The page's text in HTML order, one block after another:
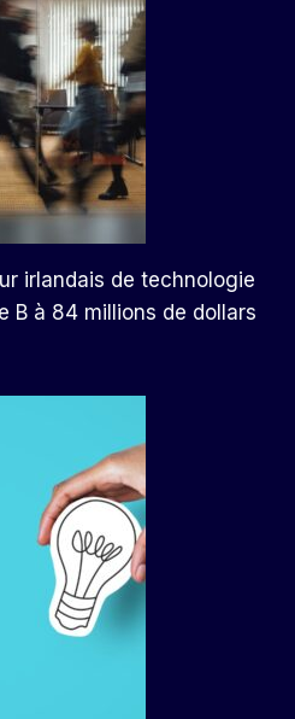
irlandais de technologie
B à 84 millions de dollars